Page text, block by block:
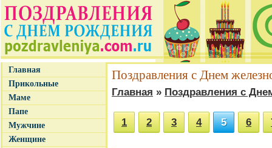
Главная
Прикольные
Маме
Папе
Мужчине
Женщине
Поздравления с Днем
Главная » Поздравления с
1 2 3 4 5 6